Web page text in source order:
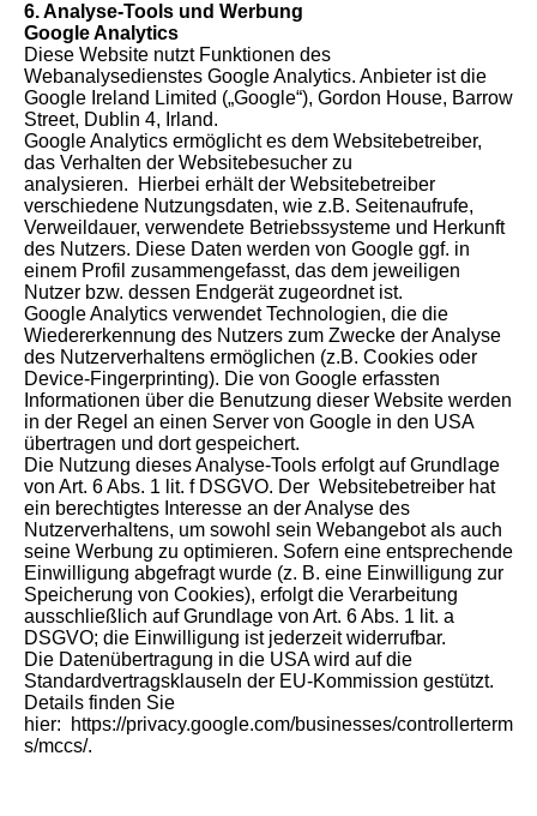
6. Analyse-Tools und Werbung
Google Analytics
Diese Website nutzt Funktionen des
Webanalysedienstes Google Analytics. Anbieter ist die
Google Ireland Limited („Google“), Gordon House, Barrow
Street, Dublin 4, Irland.
Google Analytics ermöglicht es dem Websitebetreiber,
das Verhalten der Websitebesucher zu
analysieren. Hierbei erhält der Websitebetreiber
verschiedene Nutzungsdaten, wie z.B. Seitenaufrufe,
Verweildauer, verwendete Betriebssysteme und Herkunft
des Nutzers. Diese Daten werden von Google ggf. in
einem Profil zusammengefasst, das dem jeweiligen
Nutzer bzw. dessen Endgerät zugeordnet ist.
Google Analytics verwendet Technologien, die die
Wiedererkennung des Nutzers zum Zwecke der Analyse
des Nutzerverhaltens ermöglichen (z.B. Cookies oder
Device-Fingerprinting). Die von Google erfassten
Informationen über die Benutzung dieser Website werden
in der Regel an einen Server von Google in den USA
übertragen und dort gespeichert.
Die Nutzung dieses Analyse-Tools erfolgt auf Grundlage
von Art. 6 Abs. 1 lit. f DSGVO. Der Websitebetreiber hat
ein berechtigtes Interesse an der Analyse des
Nutzerverhaltens, um sowohl sein Webangebot als auch
seine Werbung zu optimieren. Sofern eine entsprechende
Einwilligung abgefragt wurde (z. B. eine Einwilligung zur
Speicherung von Cookies), erfolgt die Verarbeitung
ausschließlich auf Grundlage von Art. 6 Abs. 1 lit. a
DSGVO; die Einwilligung ist jederzeit widerrufbar.
Die Datenübertragung in die USA wird auf die
Standardvertragsklauseln der EU-Kommission gestützt.
Details finden Sie
hier: https://privacy.google.com/businesses/controllerterm
s/mccs/.